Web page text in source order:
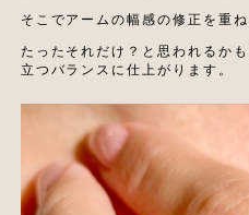
そこでアームの幅感の修正を重
たったそれだけ？と思われるか
立つバランスに仕上がります。